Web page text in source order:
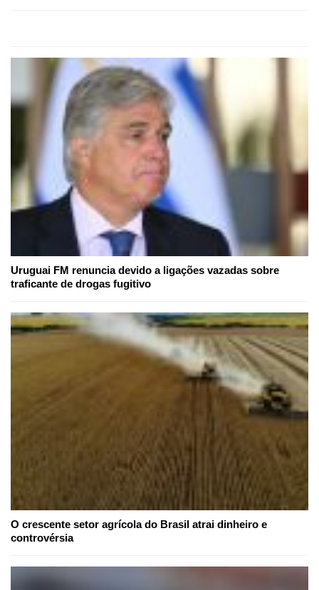
Uruguai FM renuncia devido a ligações vazadas sobre
traficante de drogas fugitivo
O crescente setor agrícola do Brasil atrai dinheiro e
controvérsia